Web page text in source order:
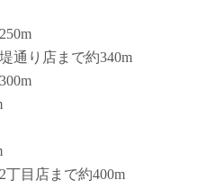
通り店まで約340m
目店まで約400m